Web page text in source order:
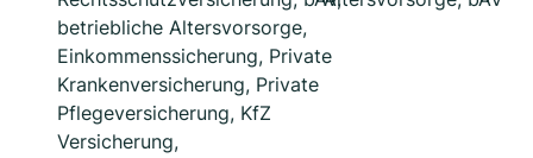
betriebliche Altersvorsorge,
Einkommenssicherung, Private
Krankenversicherung, Private
Pflegeversicherung, KfZ
Versicherung,